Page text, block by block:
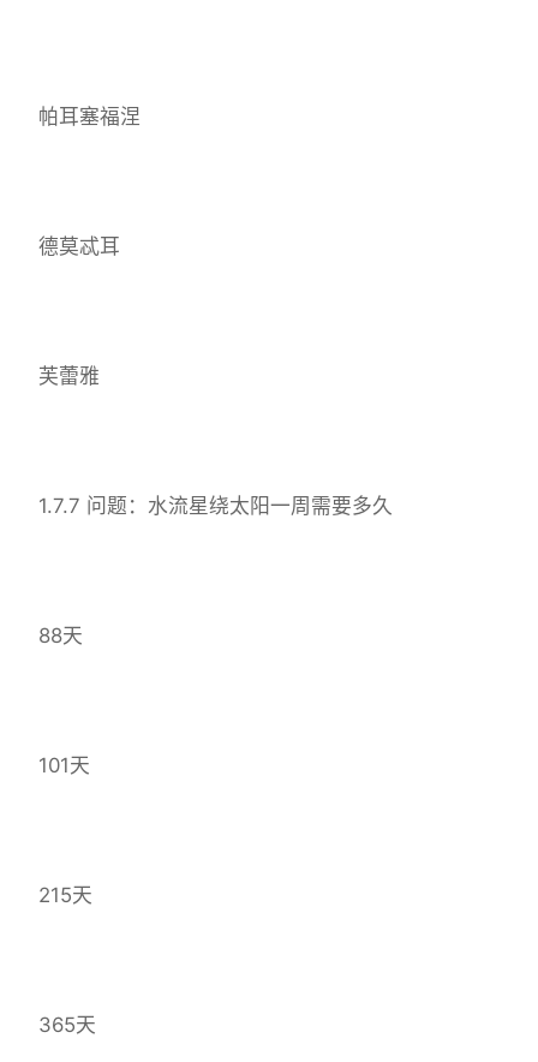
帕耳塞福涅
德莫忒耳
芙蕾雅
1.7.7 问题：水流星绕太阳一周需要多久
88天
101天
215天
365天